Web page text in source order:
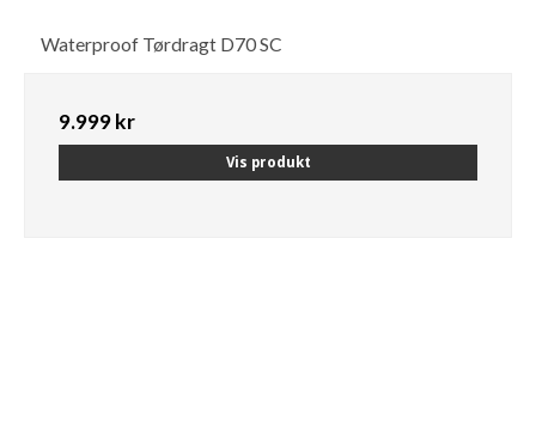
Waterproof Tørdragt D70 SC
9.999 kr
Vis produkt